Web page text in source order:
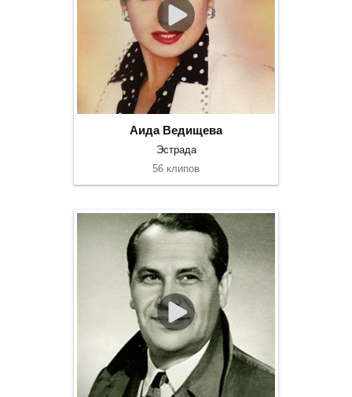
Аида Ведищева
Эстрада
56 клипов